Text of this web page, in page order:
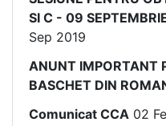
SI C - 09
Sep 2019
ANUNT IMPORTANT
BASCHET DIN
Comunicat CCA 02